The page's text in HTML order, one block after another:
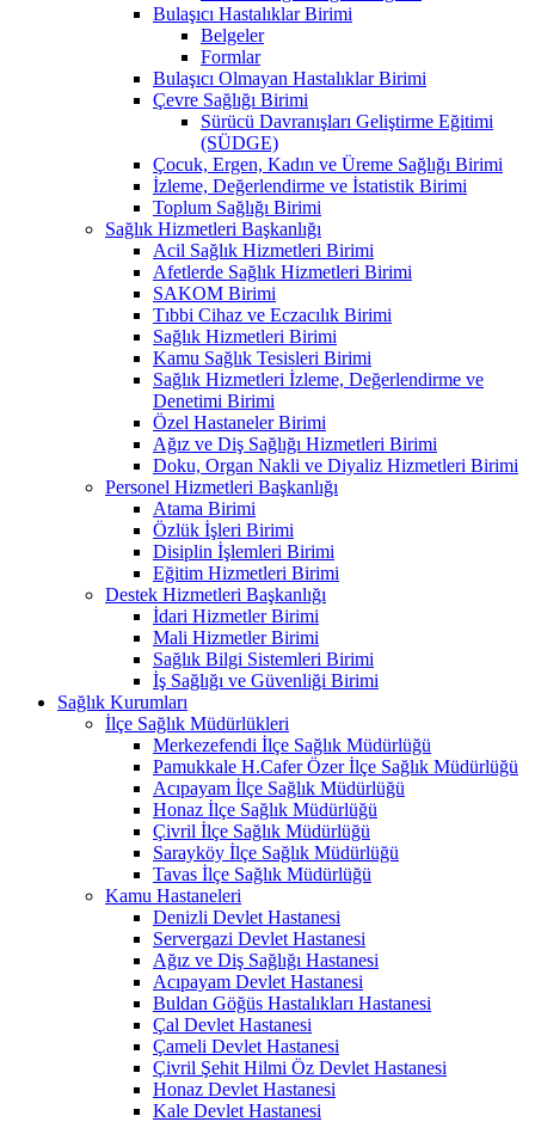
Bulaşıcı Hastalıklar Birimi
Belgeler
Formlar
Bulaşıcı Olmayan Hastalıklar Birimi
Çevre Sağlığı Birimi
Sürücü Davranışları Geliştirme Eğitimi
(SÜDGE)
Çocuk, Ergen, Kadın ve Üreme Sağlığı Birimi
İzleme, Değerlendirme ve İstatistik Birimi
Toplum Sağlığı Birimi
Sağlık Hizmetleri Başkanlığı
Acil Sağlık Hizmetleri Birimi
Afetlerde Sağlık Hizmetleri Birimi
SAKOM Birimi
Tıbbi Cihaz ve Eczacılık Birimi
Sağlık Hizmetleri Birimi
Kamu Sağlık Tesisleri Birimi
Sağlık Hizmetleri İzleme, Değerlendirme ve
Denetimi Birimi
Özel Hastaneler Birimi
Ağız ve Diş Sağlığı Hizmetleri Birimi
Doku, Organ Nakli ve Diyaliz Hizmetleri Birimi
Personel Hizmetleri Başkanlığı
Atama Birimi
Özlük İşleri Birimi
Disiplin İşlemleri Birimi
Eğitim Hizmetleri Birimi
Destek Hizmetleri Başkanlığı
İdari Hizmetler Birimi
Mali Hizmetler Birimi
Sağlık Bilgi Sistemleri Birimi
İş Sağlığı ve Güvenliği Birimi
Sağlık Kurumları
İlçe Sağlık Müdürlükleri
Merkezefendi İlçe Sağlık Müdürlüğü
Pamukkale H.Cafer Özer İlçe Sağlık Müdürlüğü
Acıpayam İlçe Sağlık Müdürlüğü
Honaz İlçe Sağlık Müdürlüğü
Çivril İlçe Sağlık Müdürlüğü
Sarayköy İlçe Sağlık Müdürlüğü
Tavas İlçe Sağlık Müdürlüğü
Kamu Hastaneleri
Denizli Devlet Hastanesi
Servergazi Devlet Hastanesi
Ağız ve Diş Sağlığı Hastanesi
Acıpayam Devlet Hastanesi
Buldan Göğüs Hastalıkları Hastanesi
Çal Devlet Hastanesi
Çameli Devlet Hastanesi
Çivril Şehit Hilmi Öz Devlet Hastanesi
Honaz Devlet Hastanesi
Kale Devlet Hastanesi